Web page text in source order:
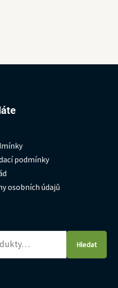
podmínky
osobních údajů
Hledat